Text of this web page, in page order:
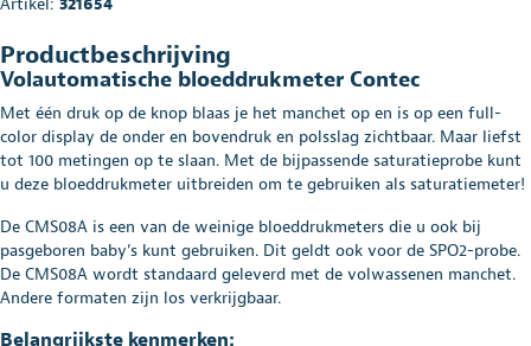
Artikel: 321654
Productbeschrijving
Volautomatische bloeddrukmeter Contec
Met één druk op de knop blaas je het manchet op en is op een full-
color display de onder en bovendruk en polsslag zichtbaar. Maar liefst
tot 100 metingen op te slaan. Met de bijpassende saturatieprobe kunt
u deze bloeddrukmeter uitbreiden om te gebruiken als saturatiemeter!
De CMS08A is een van de weinige bloeddrukmeters die u ook bij
pasgeboren baby’s kunt gebruiken. Dit geldt ook voor de SPO2-probe.
De CMS08A wordt standaard geleverd met de volwassenen manchet.
Andere formaten zijn los verkrijgbaar.
Belangrijkste kenmerken: